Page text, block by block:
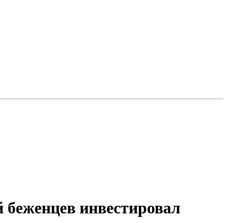
инвестировал